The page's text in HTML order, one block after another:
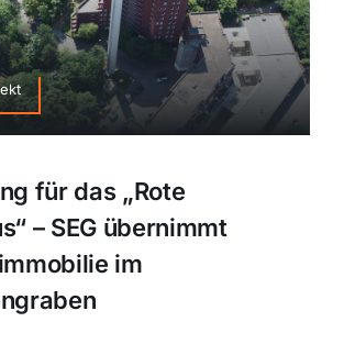
für das „Rote
– SEG übernimmt
im